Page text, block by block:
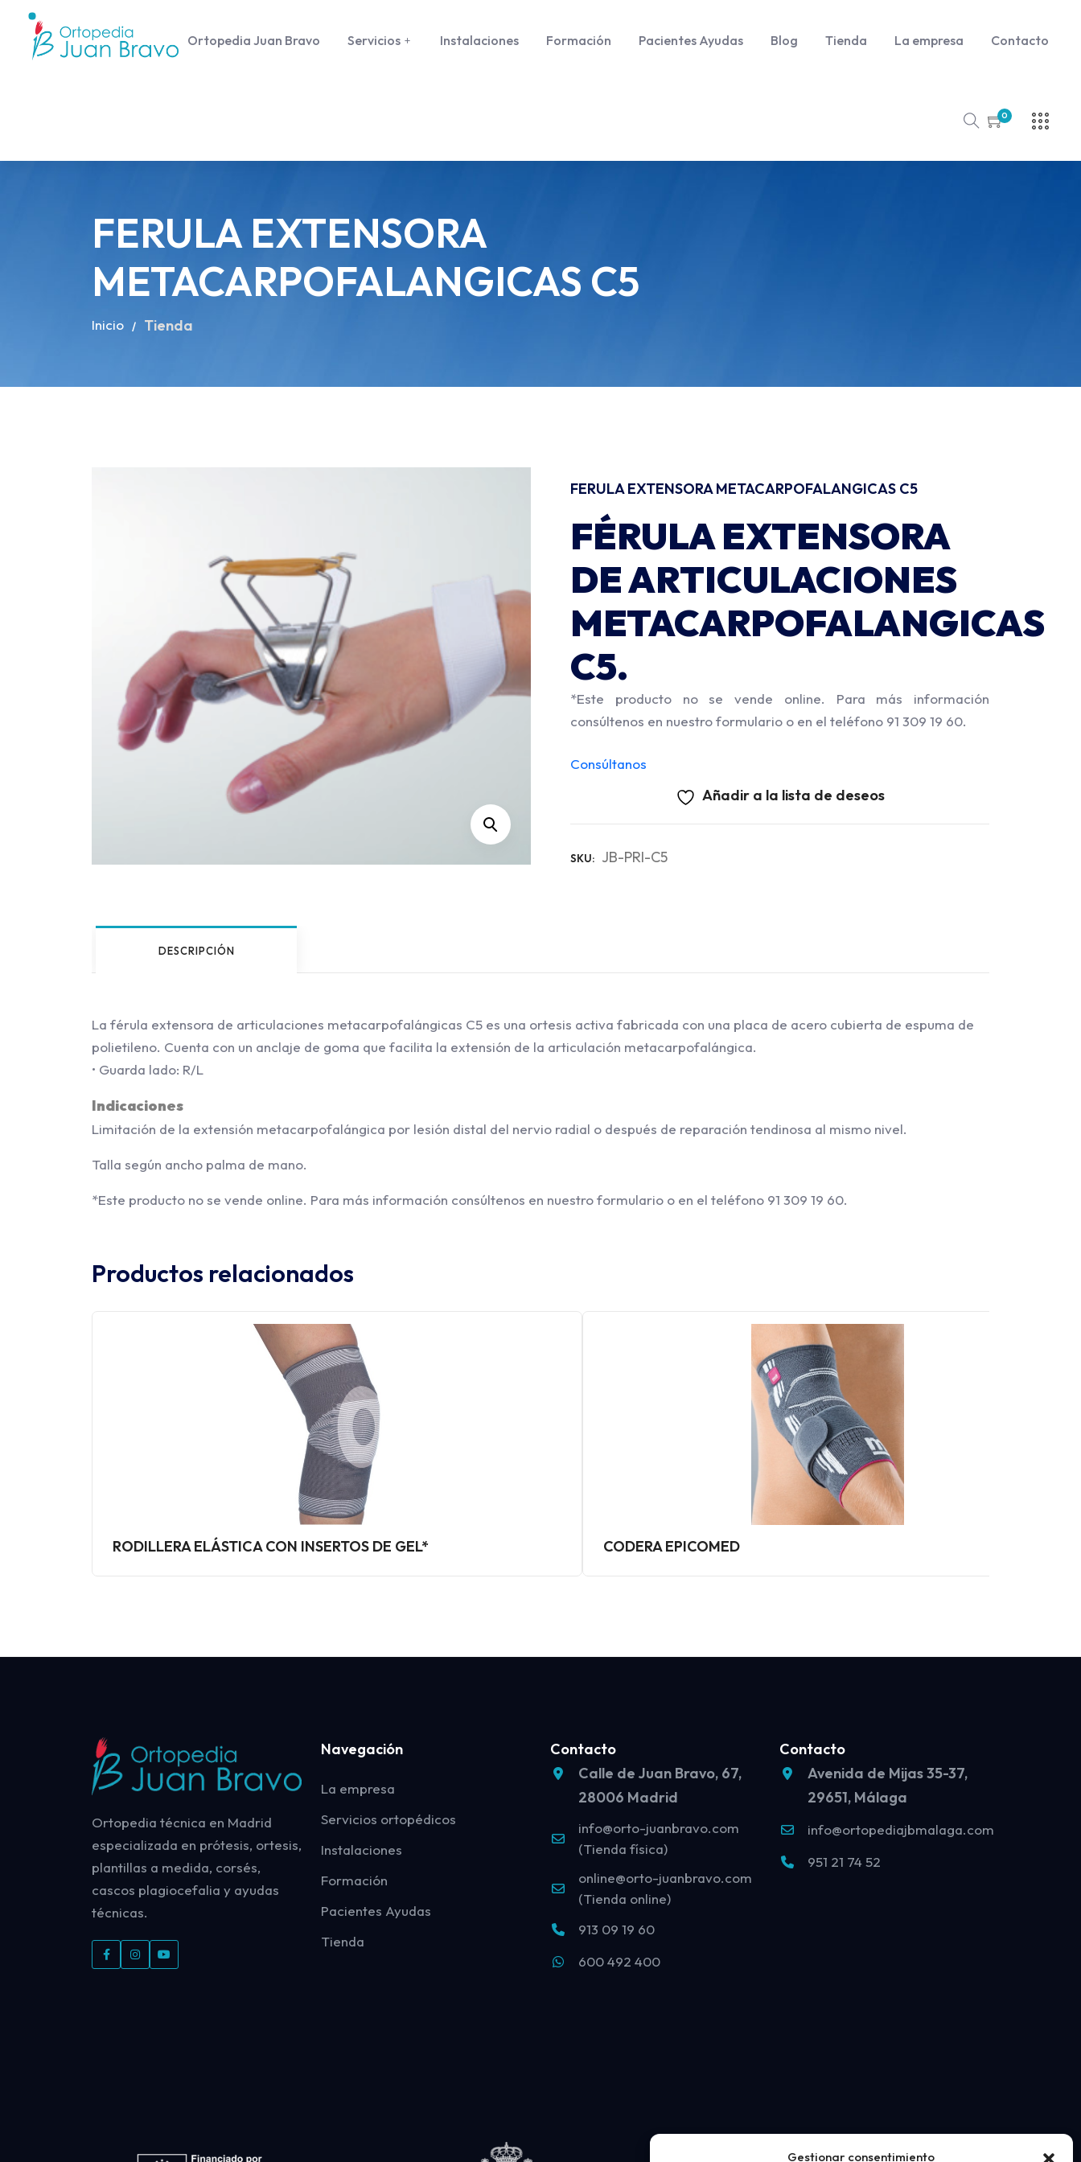
Gestionar consentimiento
Ortopedia Juan Bravo Servicios Instalaciones Formación Pacientes Ayudas Blog Tienda La empresa Contacto
0
FERULA EXTENSORA
METACARPOFALANGICAS C5
Inicio Tienda
FERULA EXTENSORA METACARPOFALANGICAS C5
FÉRULA EXTENSORA
DE ARTICULACIONES
METACARPOFALANGICAS
C5.
*Este producto no se vende online. Para más información
consúltenos en nuestro formulario o en el teléfono 91 309 19 60.
Consúltanos
Añadir a la lista de deseos
SKU: JB-PRI-C5
DESCRIPCIÓN
La férula extensora de articulaciones metacarpofalángicas C5 es una ortesis activa fabricada con una placa de acero cubierta de espuma de
polietileno. Cuenta con un anclaje de goma que facilita la extensión de la articulación metacarpofalángica.
• Guarda lado: R/L
Indicaciones
Limitación de la extensión metacarpofalángica por lesión distal del nervio radial o después de reparación tendinosa al mismo nivel.
Talla según ancho palma de mano.
*Este producto no se vende online. Para más información consúltenos en nuestro formulario o en el teléfono 91 309 19 60.
Productos relacionados
RODILLERA ELÁSTICA CON INSERTOS DE GEL* CODERA EPICOMED
Ortopedia técnica en Madrid
especializada en prótesis, ortesis,
plantillas a medida, corsés,
cascos plagiocefalia y ayudas
técnicas.
Navegación
La empresa
Servicios ortopédicos
Instalaciones
Formación
Pacientes Ayudas
Tienda
Contacto
Calle de Juan Bravo, 67,
28006 Madrid
info@orto-juanbravo.com
(Tienda física)
online@orto-juanbravo.com
(Tienda online)
913 09 19 60
600 492 400
Contacto
Avenida de Mijas 35-37,
29651, Málaga
info@ortopediajbmalaga.com
951 21 74 52